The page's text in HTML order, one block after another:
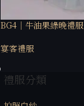
BG4｜牛油果綠晚禮服
宴客禮服
禮服分類